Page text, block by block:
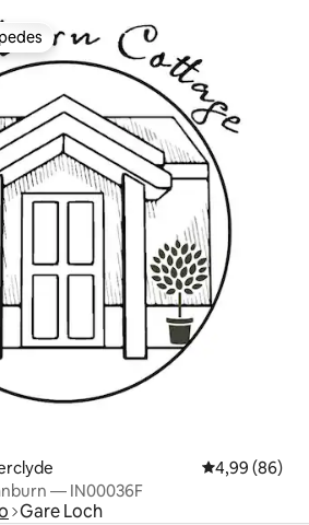
dos hóspedes
4,99 de uma
4,99 (86)
— IN00036F
Gare Loch